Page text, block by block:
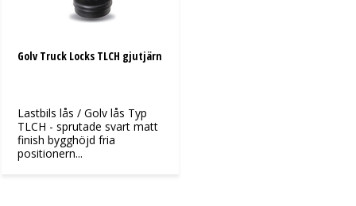
Golv Truck Locks TLCH gjutjärn
Lastbils lås / Golv lås Typ
TLCH - sprutade svart matt
finish bygghöjd fria
positionern...